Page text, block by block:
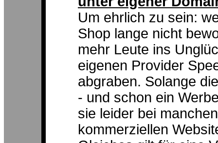
Um ehrlich zu sein:
Shop lange nicht
mehr Leute ins
eigenen Provider
abgraben. Solange
- und schon ein
sie leider bei
kommerziellen